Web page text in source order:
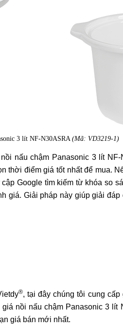
3 lít NF-N30ASRA (Mã: VD3219-1)
nấu chậm Panasonic 3 lít NF-
thời điểm giá tốt nhất để mua.
cập Google tìm kiếm từ khóa so
giá. Giải pháp này giúp giải
®, tại đây chúng tôi cung
nồi nấu chậm Panasonic 3 lít
giá bán mới nhất.